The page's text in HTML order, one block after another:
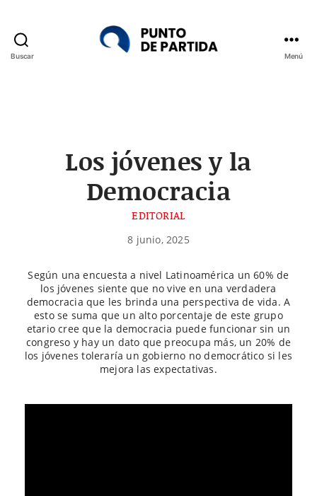
Buscar Menú
Los jóvenes y la
Democracia
EDITORIAL
8 junio, 2025
Según una encuesta a nivel Latinoamérica un 60% de
los jóvenes siente que no vive en una verdadera
democracia que les brinda una perspectiva de vida. A
esto se suma que un alto porcentaje de este grupo
etario cree que la democracia puede funcionar sin un
congreso y hay un dato que preocupa más, un 20% de
los jóvenes toleraría un gobierno no democrático si les
mejora las expectativas.